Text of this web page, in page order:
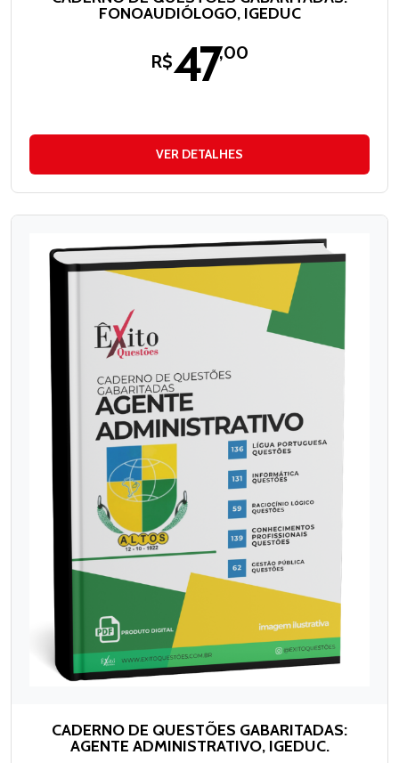
FONOAUDIÓLOGO, IGEDUC
R$47,00
VER DETALHES
CADERNO DE QUESTÕES GABARITADAS:
AGENTE ADMINISTRATIVO, IGEDUC.